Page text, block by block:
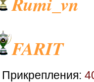
FARIT
Прикрепления: